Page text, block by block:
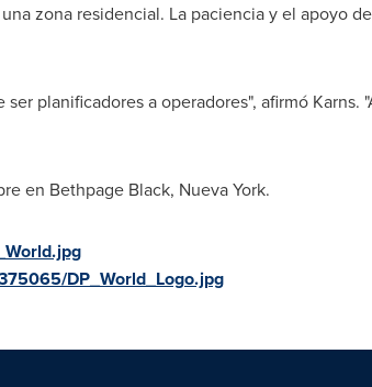
zona residencial. La paciencia y el apoyo
planificadores a operadores", afirmó Karns.
en Bethpage Black, Nueva York.
DP_World_Logo.jpg